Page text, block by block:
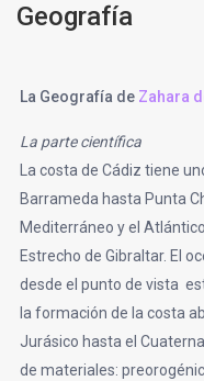
Geografía
La Geografía de Zahara
La parte científica
La costa de Cádiz tiene
Barrameda hasta Punta
Mediterráneo y el
Estrecho de Gibraltar. El
desde el punto de vista
la formación de la costa
Jurásico hasta el
de materiales: